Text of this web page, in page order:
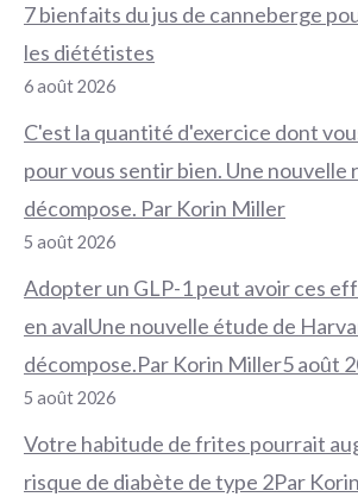
7 bienfaits du jus de canneberge
les diététistes
6 août 2026
C'est la quantité d'exercice dont
pour vous sentir bien. Une nouvelle
décompose. Par Korin Miller
5 août 2026
Adopter un GLP-1 peut avoir ces
en avalUne nouvelle étude de
décompose.Par Korin Miller5 août
5 août 2026
Votre habitude de frites pourrait
risque de diabète de type 2Par